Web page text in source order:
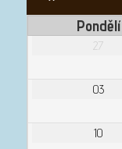
Pondělí
27
03
10